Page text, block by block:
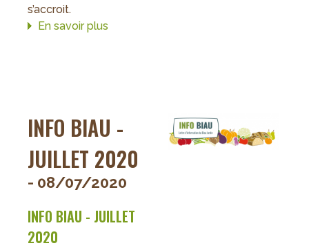
s’accroit.
En savoir plus
INFO BIAU -
JUILLET 2020
- 08/07/2020
INFO BIAU - JUILLET
2020